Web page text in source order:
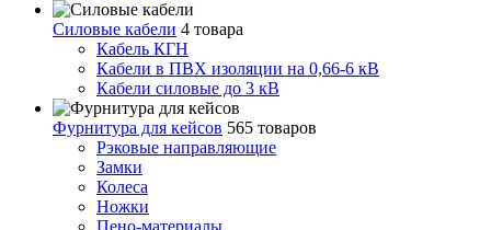
Силовые кабели 4 товара
Кабель КГН
Кабели в ПВХ изоляции на 0,66-6 кВ
Кабели силовые до 3 кВ
Фурнитура для кейсов 565 товаров
Рэковые направляющие
Замки
Колеса
Ножки
Пено-материалы